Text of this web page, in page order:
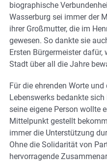
biographische
Wasserburg sei immer der
ihrer Großmutter, die im
gewesen. So dankte sie
Ersten Bürgermeister dafür,
Stadt über all die Jahre
Für die ehrenden Worte
Lebenswerks bedankte
seine eigene Person wollte
Mittelpunkt gestellt
immer die Unterstützung
Ohne die Solidarität von
hervorragende